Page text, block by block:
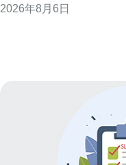
带宽的核心优势 国际互联与低延迟 香港连接多条海底
2026年8月6日